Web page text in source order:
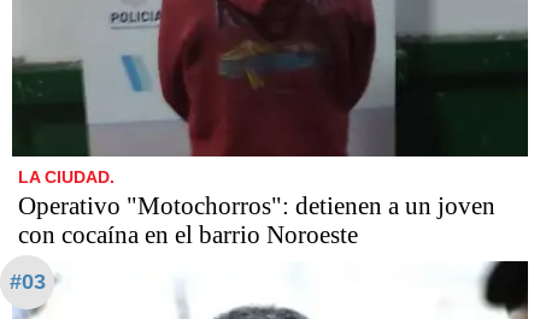
LA CIUDAD.
Operativo "Motochorros": detienen a un joven
con cocaína en el barrio Noroeste
#03